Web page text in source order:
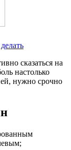
сказаться на
настолько
нужно срочно